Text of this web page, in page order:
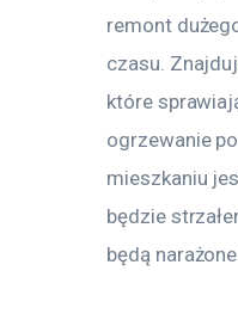
remont
czasu.
które
ogrzewanie
mieszkaniu
będzie
będą